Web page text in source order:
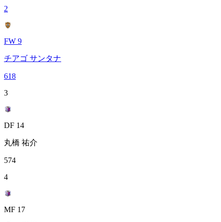
2
FW 9
チアゴ サンタナ
618
3
DF 14
丸橋 祐介
574
4
MF 17